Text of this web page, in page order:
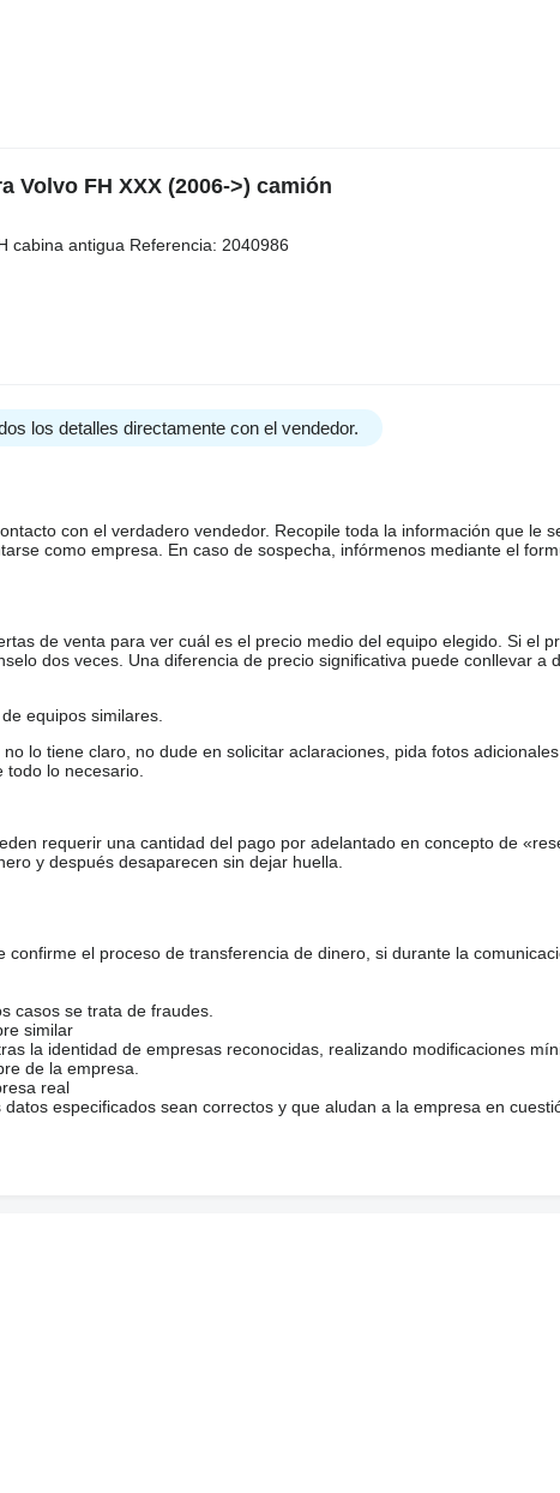
FH XXX (2006->) camión
cabina antigua Referencia: 2040986
los detalles directamente con el vendedor.
con el verdadero vendedor. Recopile toda la información que le
como empresa. En caso de sospecha, infórmenos mediante el
de venta para ver cuál es el precio medio del equipo elegido. Si el
dos veces. Una diferencia de precio significativa puede conllevar a
equipos similares.
lo tiene claro, no dude en solicitar aclaraciones, pida fotos
lo necesario.
requerir una cantidad del pago por adelantado en concepto de
y después desaparecen sin dejar huella.
el proceso de transferencia de dinero, si durante la
casos se trata de fraudes.
similar
la identidad de empresas reconocidas, realizando modificaciones
de la empresa.
real
especificados sean correctos y que aludan a la empresa en